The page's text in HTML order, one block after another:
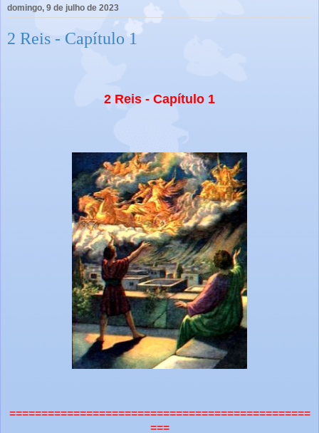
domingo, 9 de julho de 2023
2 Reis - Capítulo 1
2 Reis - Capítulo 1
===============================================
===